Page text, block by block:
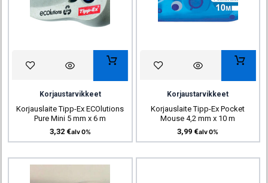
Korjaustarvikkeet
Korjauslaite Tipp-Ex ECOlutions
Pure Mini 5 mm x 6 m
3,32 €alv 0%
Korjaustarvikkeet
Korjauslaite Tipp-Ex Pocket
Mouse 4,2 mm x 10 m
3,99 €alv 0%